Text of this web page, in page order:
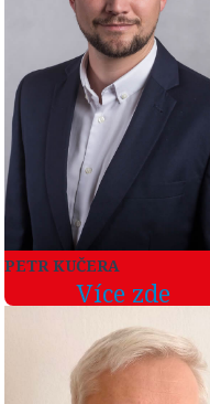
PETR KUČERA
Více zde